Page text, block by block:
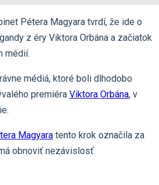
Pétera Magyara tvrdí, že ide o
z éry Viktora Orbána a začiatok
médií.
médiá, ktoré boli dlhodobo
premiéra Viktora Orbána, v
Magyara tento krok označila za
obnoviť nezávislosť